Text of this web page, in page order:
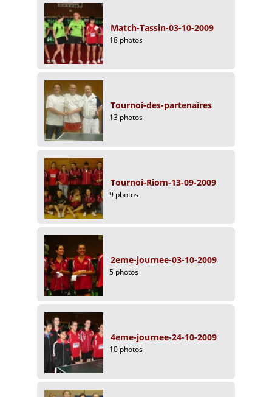
Match-Tassin-03-10-2009
18 photos
Tournoi-des-partenaires
13 photos
Tournoi-Riom-13-09-2009
9 photos
2eme-journee-03-10-2009
5 photos
4eme-journee-24-10-2009
10 photos